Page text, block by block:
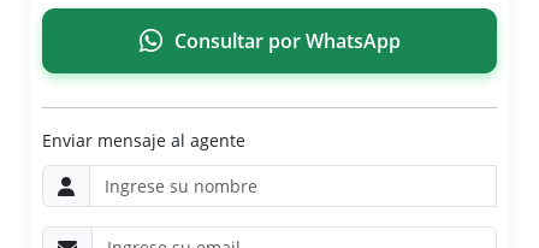
Consultar por WhatsApp
Enviar mensaje al agente